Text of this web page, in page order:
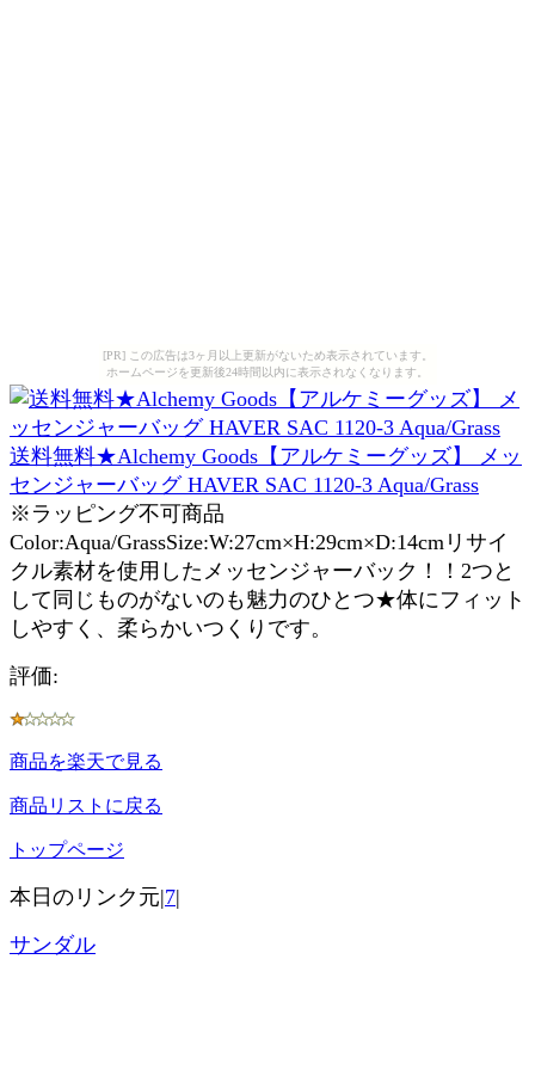
[PR] この広告は3ヶ月以上更新がないため表示されています。
ホームページを更新後24時間以内に表示されなくなります。
送料無料★Alchemy Goods【アルケミーグッズ】 メッ
センジャーバッグ HAVER SAC 1120-3 Aqua/Grass
※ラッピング不可商品
Color:Aqua/GrassSize:W:27cm×H:29cm×D:14cmリサイ
クル素材を使用したメッセンジャーバック！！2つと
して同じものがないのも魅力のひとつ★体にフィット
しやすく、柔らかいつくりです。
評価:
商品を楽天で見る
商品リストに戻る
トップページ
本日のリンク元|7|
サンダル